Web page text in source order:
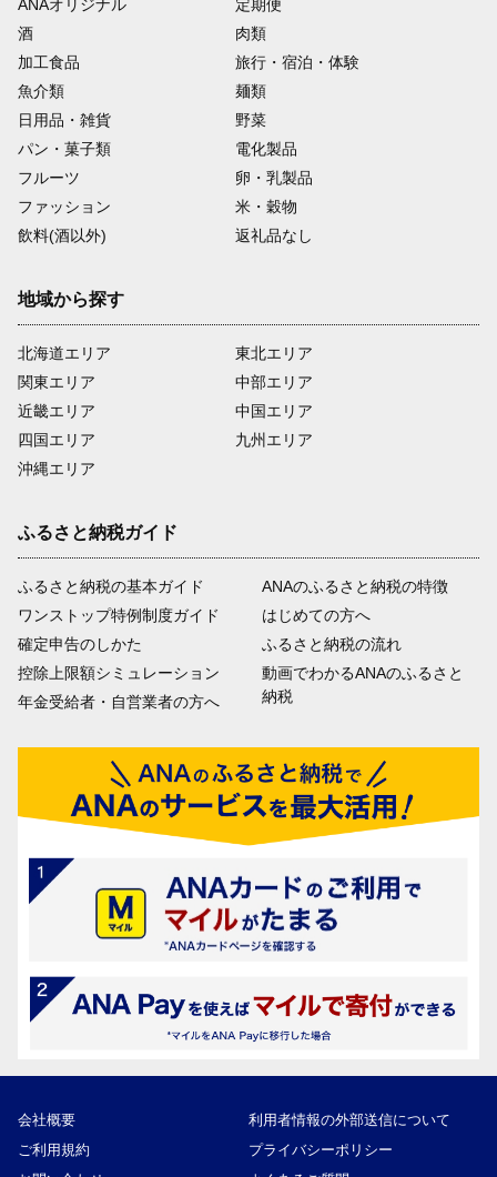
ANAオリジナル
定期便
酒
肉類
加工食品
旅行・宿泊・体験
魚介類
麺類
日用品・雑貨
野菜
パン・菓子類
電化製品
フルーツ
卵・乳製品
ファッション
米・穀物
飲料(酒以外)
返礼品なし
地域から探す
北海道エリア
関東エリア
近畿エリア
四国エリア
沖縄エリア
東北エリア
中部エリア
中国エリア
九州エリア
ふるさと納税ガイド
ふるさと納税の基本ガイド
ワンストップ特例制度ガイド
確定申告のしかた
控除上限額シミュレーション
年金受給者・自営業者の方へ
ANAのふるさと納税の特徴
はじめての方へ
ふるさと納税の流れ
動画でわかるANAのふるさと
納税
会社概要
利用者情報の外部送信について
ご利用規約
プライバシーポリシー